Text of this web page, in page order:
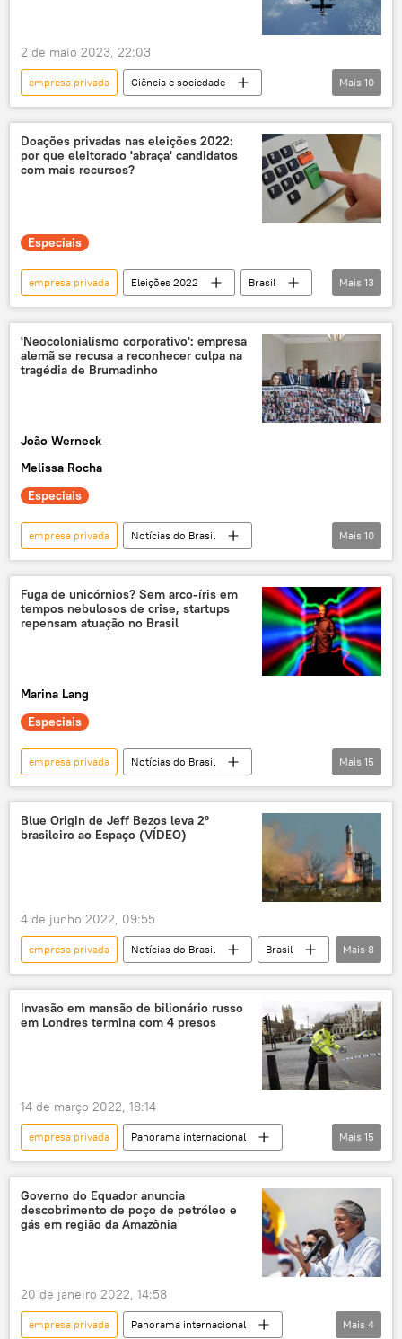
2 de maio 2023, 22:03
empresa privada
Ciência e sociedade
Estação Espacial Internacional
EEI (Estação Espacial Internacional)
agência
organização
EUA
Rússia
Mais 10
Doações privadas nas eleições 2022:
por que eleitorado 'abraça' candidatos
com mais recursos?
Especiais
empresa privada Eleições 2022
Brasil
eleições
exclusiva
doações
empresas
agronegócio
cultura
campanhas
apoio
investimento
Mais 13
'Neocolonialismo corporativo': empresa
alemã se recusa a reconhecer culpa na
tragédia de Brumadinho
João Werneck
Melissa Rocha
Especiais
empresa privada
Notícias do Brasil
Américas
Brasil
Brumadinho
exclusiva
crime
crime ambiental
Alemanha
meio ambiente
Mais 10
Fuga de unicórnios? Sem arco-íris em
tempos nebulosos de crise, startups
repensam atuação no Brasil
Marina Lang
Especiais
empresa privada
Notícias do Brasil
Brasil
startup
América do Sul
América Latina
Ciência e Tecnologia
Tecnologias de Ponta
tecnologias
pequena empresa
investimento externo
investimento estrangeiro
exclusiva
Mais 15
Blue Origin de Jeff Bezos leva 2º
brasileiro ao Espaço (VÍDEO)
4 de junho 2022, 09:55
empresa privada Notícias do Brasil
Brasil
lançamento espacial
missão
órbita
Jeff Bezos
astronáutica
ISS
Estação Espacial Internacional (EEI)
Mais 8
Invasão em mansão de bilionário russo
em Londres termina com 4 presos
14 de março 2022, 18:14
empresa privada
Panorama internacional
Rússia
Londres
Reino Unido
propriedade
iniciativa privada
Boris Johnson
Ucrânia
pandemia
Europa
bilionário
Mais 15
Governo do Equador anuncia
descobrimento de poço de petróleo e
gás em região da Amazônia
20 de janeiro 2022, 14:58
empresa privada Panorama internacional Mais 4